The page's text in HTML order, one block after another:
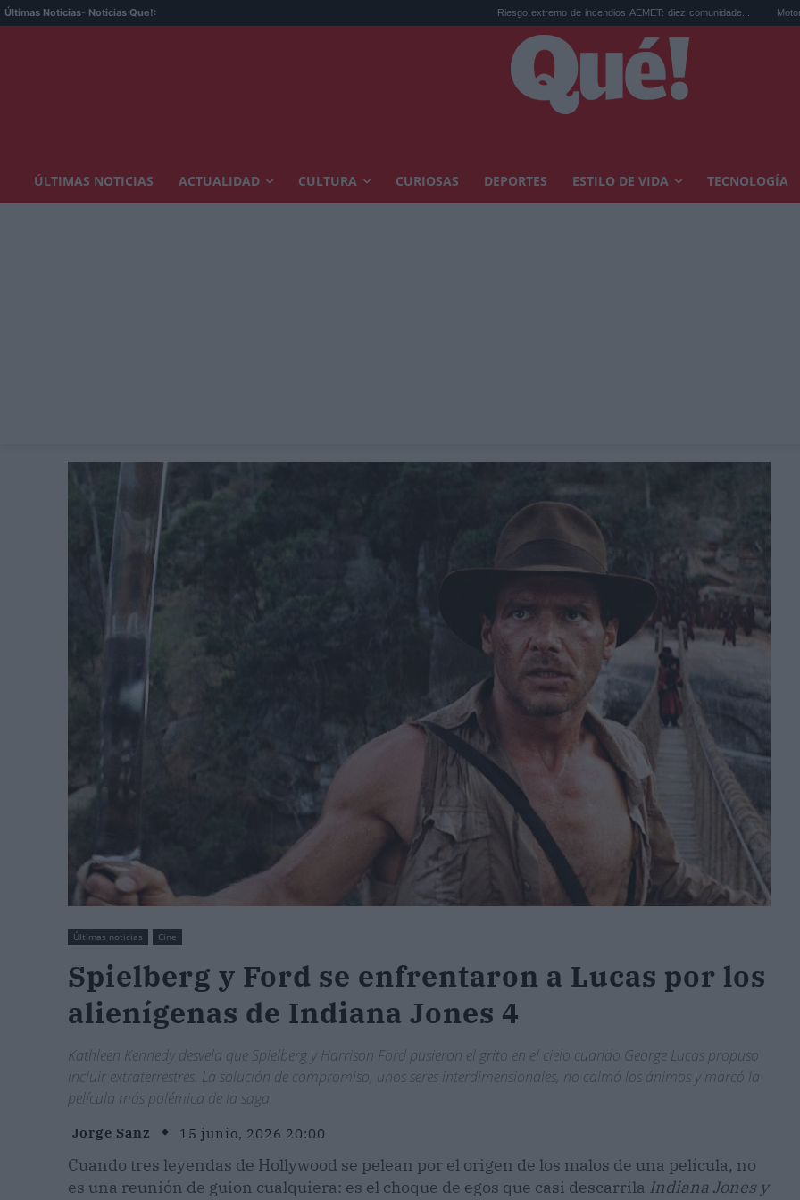
Últimas Noticias- Noticias Que!: Riesgo extremo de incendios AEMET: diez comunidade... Motorizar estores
ÚLTIMAS NOTICIAS ACTUALIDAD CULTURA CURIOSAS DEPORTES ESTILO DE VIDA TECNOLOGÍA
Últimas noticias Cine
Spielberg y Ford se enfrentaron a Lucas por los
alienígenas de Indiana Jones 4
Kathleen Kennedy desvela que Spielberg y Harrison Ford pusieron el grito en el cielo cuando George Lucas propuso
incluir extraterrestres. La solución de compromiso, unos seres interdimensionales, no calmó los ánimos y marcó la
película más polémica de la saga.
Jorge Sanz 15 junio, 2026 20:00
Cuando tres leyendas de Hollywood se pelean por el origen de los malos de una película, no
es una reunión de guion cualquiera: es el choque de egos que casi descarrila Indiana Jones y